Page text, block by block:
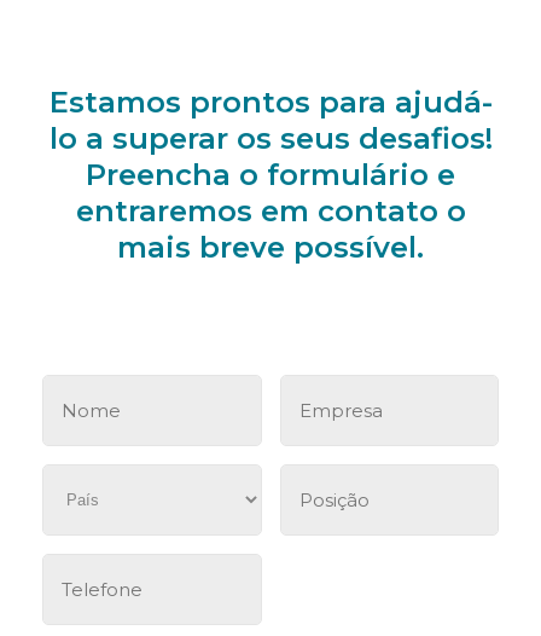
Estamos prontos para ajudá-
lo a superar os seus desafios!
Preencha o formulário e
entraremos em contato o
mais breve possível.